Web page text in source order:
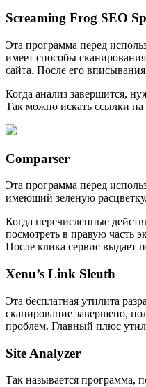
Screaming Frog SEO
Эта программа перед
имеет способы
сайта. После его
Когда анализ завершится,
Так можно искать ссылки
Comparser
Эта программа перед
имеющий зеленую расцветку.
Когда перечисленные
посмотреть в правую часть
После клика сервис выдает
Xenu’s Link Sleuth
Эта бесплатная утилита
сканирование завершено,
проблем. Главный плюс
Site Analyzer
Так называется программа,